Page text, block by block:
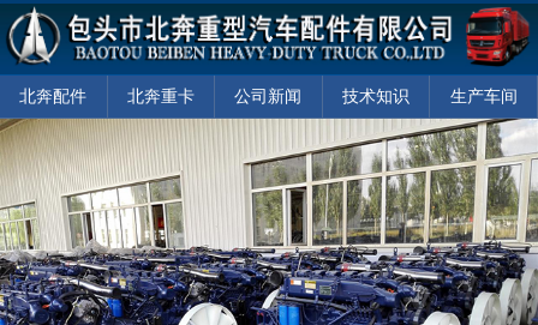
北奔配件 北奔重卡 公司新闻 技术知识 生产车间